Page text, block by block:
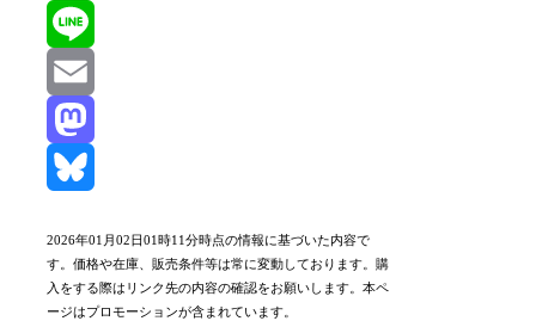
X
Line
Email
Mastodon
2026年01月02日01時11分時点の情報に基づいた内容で
す。価格や在庫、販売条件等は常に変動しております。購
入をする際はリンク先の内容の確認をお願いします。本ペ
ージはプロモーションが含まれています。